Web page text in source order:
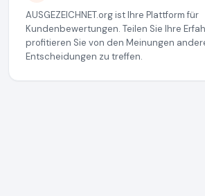
AUSGEZEICHNET.org ist Ihre Plattform für
Kundenbewertungen. Teilen Sie Ihre
profitieren Sie von den Meinungen
Entscheidungen zu treffen.